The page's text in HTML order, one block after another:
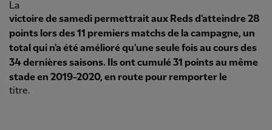
La
victoire de samedi permettrait aux Reds d'atteindre 28
points lors des 11 premiers matchs de la campagne, un
total qui n'a été amélioré qu'une seule fois au cours des
34 dernières saisons. Ils ont cumulé 31 points au même
stade en 2019-2020, en route pour remporter le
titre.